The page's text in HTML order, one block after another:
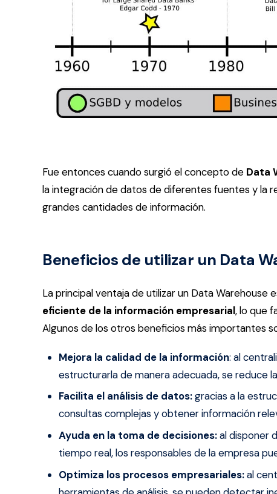
Fue entonces cuando surgió el concepto de Data
la integración de datos de diferentes fuentes y la
grandes cantidades de información.
Beneficios de utilizar un Data
La principal ventaja de utilizar un Data Warehouse
eficiente de la información empresarial, lo que
Algunos de los otros beneficios más importantes
Mejora la calidad de la información: al
estructurarla de manera adecuada, se reduce
Facilita el análisis de datos:gracias a la
consultas complejas y obtener información
Ayuda en la toma de decisiones:al disponer
tiempo real, los responsables de la empresa
Optimiza los procesos empresariales:al